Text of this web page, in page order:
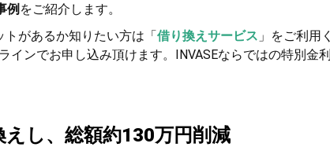
例 をご紹介します。
があるか知りたい方は「借り換えサービス 」をご利用
インでお申し込み頂けます。INVASEならではの特別金
し、総額約130万円削減